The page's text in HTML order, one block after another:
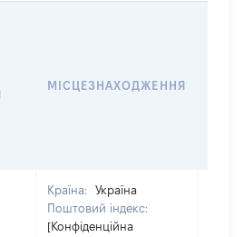
МІСЦЕЗНАХОДЖЕННЯ
Країна:
Україна
Поштовий індекс:
[Конфіденційна